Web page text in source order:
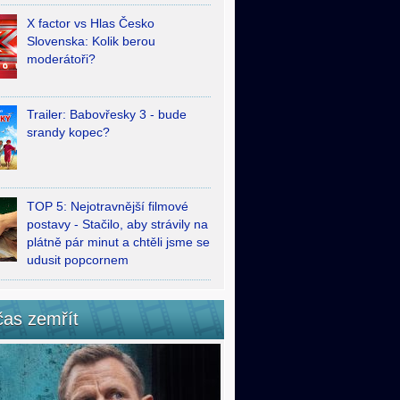
X factor vs Hlas Česko
Slovenska: Kolik berou
moderátoři?
Trailer: Babovřesky 3 - bude
srandy kopec?
TOP 5: Nejotravnější filmové
postavy - Stačilo, aby strávily na
plátně pár minut a chtěli jsme se
udusit popcornem
zemřít